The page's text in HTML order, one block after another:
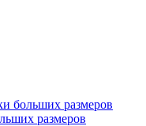
больших размеров
размеров